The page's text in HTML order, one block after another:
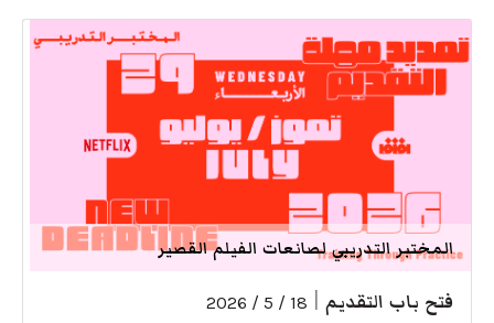
المختبر التدريبي لصانعات الفيلم القصير
فتح باب التقديم 18 / 5 / 2026